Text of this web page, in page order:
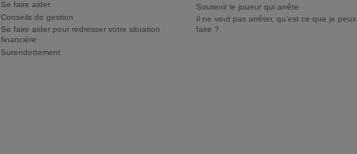
Se faire aider
Conseils de gestion
Se faire aider pour redresser votre situation
financière
Surendettement
Soutenir le joueur qui arrête
Il ne veut pas arrêter, qu’est ce que je peux
faire ?